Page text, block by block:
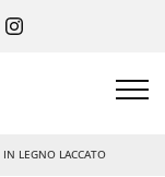
IN LEGNO LACCATO